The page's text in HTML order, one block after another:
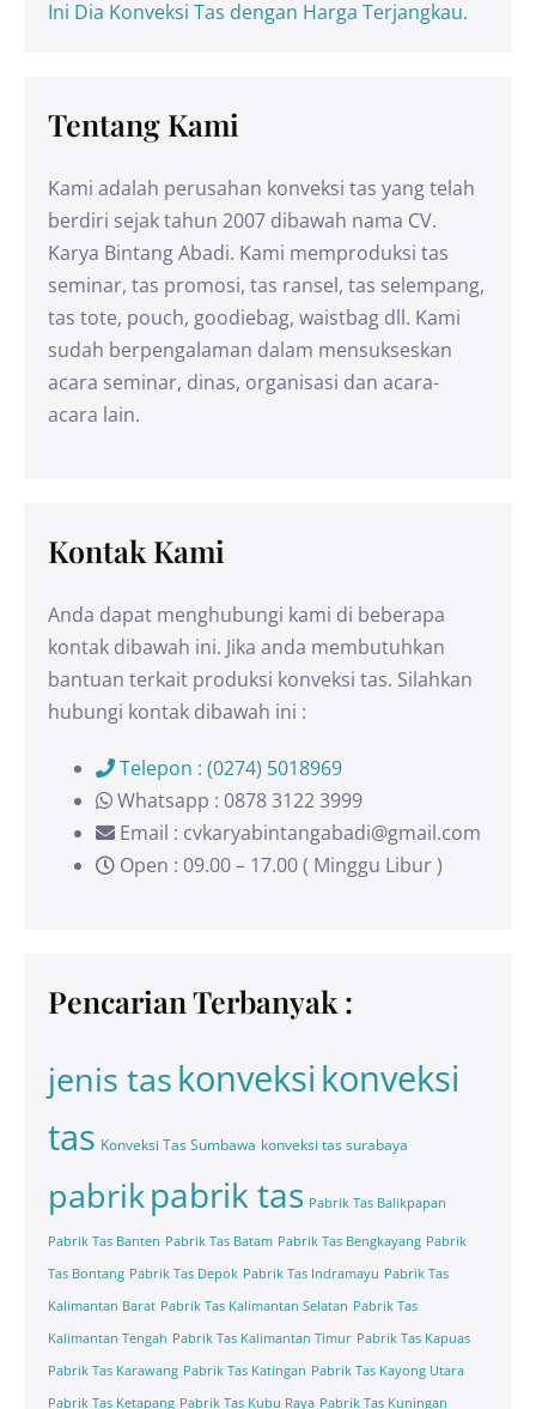
Ini Dia Konveksi Tas dengan Harga Terjangkau.
Tentang Kami
Kami adalah perusahan konveksi tas yang telah
berdiri sejak tahun 2007 dibawah nama CV.
Karya Bintang Abadi. Kami memproduksi tas
seminar, tas promosi, tas ransel, tas selempang,
tas tote, pouch, goodiebag, waistbag dll. Kami
sudah berpengalaman dalam mensukseskan
acara seminar, dinas, organisasi dan acara-
acara lain.
Kontak Kami
Anda dapat menghubungi kami di beberapa
kontak dibawah ini. Jika anda membutuhkan
bantuan terkait produksi konveksi tas. Silahkan
hubungi kontak dibawah ini :
Telepon : (0274) 5018969
Whatsapp : 0878 3122 3999
Email : cvkaryabintangabadi@gmail.com
Open : 09.00 – 17.00 ( Minggu Libur )
Pencarian Terbanyak :
jenis taskonveksi konveksi
tas Konveksi Tas Sumbawa konveksi tas surabaya
pabrikpabrik tas Pabrik Tas Balikpapan
Pabrik Tas Banten Pabrik Tas Batam Pabrik Tas Bengkayang Pabrik
Tas Bontang Pabrik Tas Depok Pabrik Tas Indramayu Pabrik Tas
Kalimantan Barat Pabrik Tas Kalimantan Selatan Pabrik Tas
Kalimantan Tengah Pabrik Tas Kalimantan Timur Pabrik Tas Kapuas
Pabrik Tas Karawang Pabrik Tas Katingan Pabrik Tas Kayong Utara
Pabrik Tas Ketapang Pabrik Tas Kubu Raya Pabrik Tas Kuningan